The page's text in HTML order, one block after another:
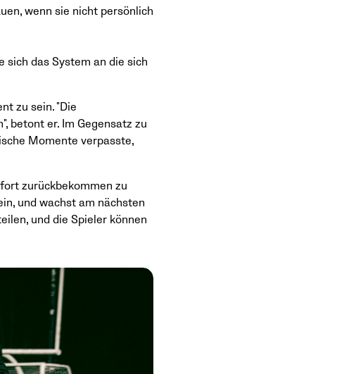
wenn sie nicht persönlich
sich das System an die sich
zu sein. "Die
betont er. Im Gegensatz zu
Momente verpasste,
zurückbekommen zu
und wachst am nächsten
und die Spieler können